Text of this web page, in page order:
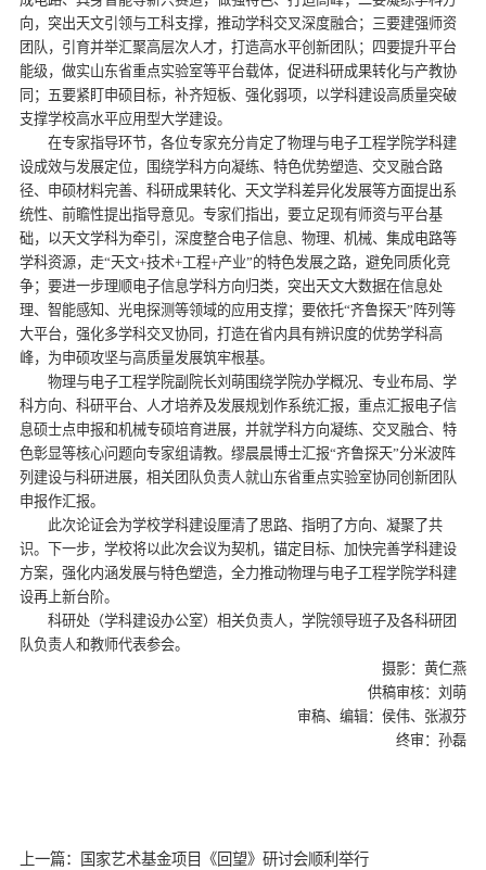
向，突出天文引领与工科支撑，推动学科交叉深度融合；三要建强师资
团队，引育并举汇聚高层次人才，打造高水平创新团队；四要提升平台
能级，做实山东省重点实验室等平台载体，促进科研成果转化与产教协
同；五要紧盯申硕目标，补齐短板、强化弱项，以学科建设高质量突破
支撑学校高水平应用型大学建设。
在专家指导环节，各位专家充分肯定了物理与电子工程学院学科建
设成效与发展定位，围绕学科方向凝练、特色优势塑造、交叉融合路
径、申硕材料完善、科研成果转化、天文学科差异化发展等方面提出系
统性、前瞻性提出指导意见。专家们指出，要立足现有师资与平台基
础，以天文学科为牵引，深度整合电子信息、物理、机械、集成电路等
学科资源，走“天文+技术+工程+产业”的特色发展之路，避免同质化竞
争；要进一步理顺电子信息学科方向归类，突出天文大数据在信息处
理、智能感知、光电探测等领域的应用支撑；要依托“齐鲁探天”阵列等
大平台，强化多学科交叉协同，打造在省内具有辨识度的优势学科高
峰，为申硕攻坚与高质量发展筑牢根基。
物理与电子工程学院副院长刘萌围绕学院办学概况、专业布局、学
科方向、科研平台、人才培养及发展规划作系统汇报，重点汇报电子信
息硕士点申报和机械专硕培育进展，并就学科方向凝练、交叉融合、特
色彰显等核心问题向专家组请教。缪晨晨博士汇报“齐鲁探天”分米波阵
列建设与科研进展，相关团队负责人就山东省重点实验室协同创新团队
申报作汇报。
此次论证会为学校学科建设厘清了思路、指明了方向、凝聚了共
识。下一步，学校将以此次会议为契机，锚定目标、加快完善学科建设
方案，强化内涵发展与特色塑造，全力推动物理与电子工程学院学科建
设再上新台阶。
科研处（学科建设办公室）相关负责人，学院领导班子及各科研团
队负责人和教师代表参会。
摄影：黄仁燕
供稿审核：刘萌
审稿、编辑：侯伟、张淑芬
终审：孙磊
上一篇：国家艺术基金项目《回望》研讨会顺利举行